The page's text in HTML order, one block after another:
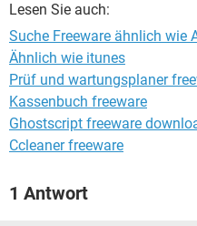
Lesen Sie auch:
Suche Freeware ähnlich wie
Ähnlich wie itunes
Prüf und wartungsplaner
Kassenbuch freeware
Ghostscript freeware
Ccleaner freeware
1 Antwort